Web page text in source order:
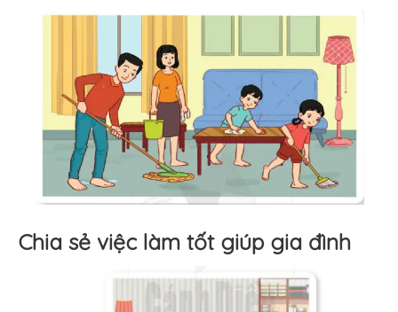
Chia sẻ việc làm tốt giúp gia đình